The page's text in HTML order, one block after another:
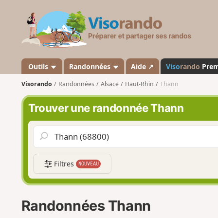
s
a
n
o
Outils Randonnées Aide ↗ Visorando
Visorando Randonnées Alsace Haut-Rhin Thann
Trouver une randonnée Thann
Filtres NOUVEAU
Randonnées Thann